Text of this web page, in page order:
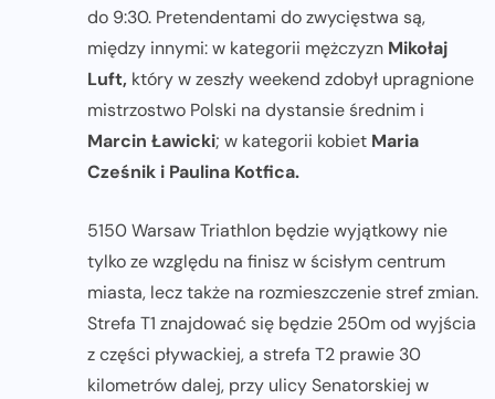
do 9:30. Pretendentami do zwycięstwa są,
między innymi: w kategorii mężczyzn Mikołaj
Luft, który w zeszły weekend zdobył upragnione
mistrzostwo Polski na dystansie średnim i
Marcin Ławicki; w kategorii kobiet Maria
Cześnik i Paulina Kotfica.
5150 Warsaw Triathlon będzie wyjątkowy nie
tylko ze względu na finisz w ścisłym centrum
miasta, lecz także na rozmieszczenie stref zmian.
Strefa T1 znajdować się będzie 250m od wyjścia
z części pływackiej, a strefa T2 prawie 30
kilometrów dalej, przy ulicy Senatorskiej w